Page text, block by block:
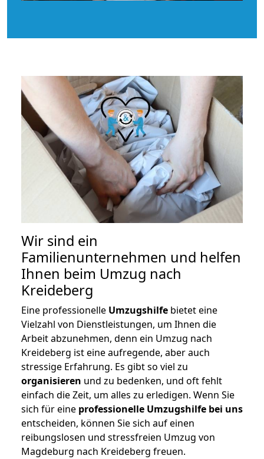
Wir sind ein
Familienunternehmen und helfen
Ihnen beim Umzug nach
Kreideberg
Eine professionelle Umzugshilfe bietet eine
Vielzahl von Dienstleistungen, um Ihnen die
Arbeit abzunehmen, denn ein Umzug nach
Kreideberg ist eine aufregende, aber auch
stressige Erfahrung. Es gibt so viel zu
organisieren und zu bedenken, und oft fehlt
einfach die Zeit, um alles zu erledigen. Wenn Sie
sich für eine professionelle Umzugshilfe bei uns
entscheiden, können Sie sich auf einen
reibungslosen und stressfreien Umzug von
Magdeburg nach Kreideberg freuen.